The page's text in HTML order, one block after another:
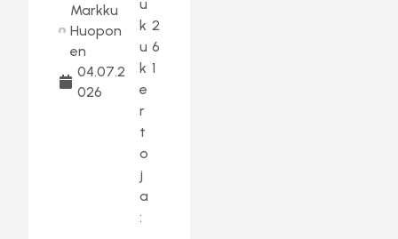
Markku
Huopon
en
04.07.2
026
u
k
u
k
e
r
t
o
j
a
:
2
6
1